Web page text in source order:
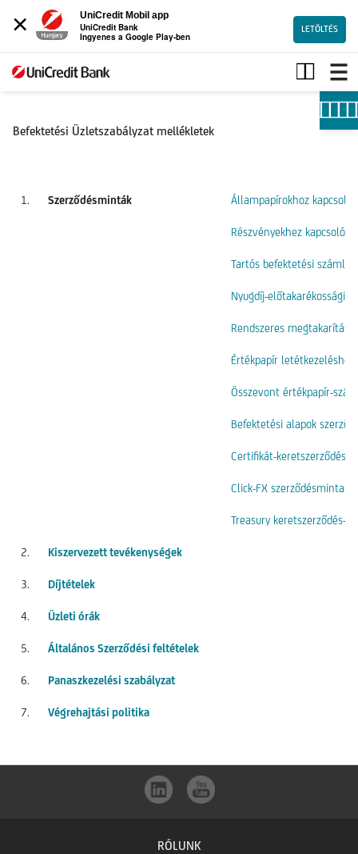
×
UniCredit Mobil app
UniCredit Bank
Ingyenes a Google Play-ben
LETÖLTÉS
Befektetési
üzletszabályzat
Befektetési Üzletszabályzat mellékletek
1. Szerződésminták Állampapírokhoz
Részvényekhez
Tartós befektetési
Nyugdíj-előtakarékossági
Rendszeres megtakarítási
Értékpapír
Összevont értékpapír-
Befektetési alapok
Certifikát-keretszerződés
Click-FX szerződésminta
Treasury keretszerződés-
2. Kiszervezett tevékenységek
3. Díjtételek
4. Üzleti órák
5. Általános Szerződési feltételek
6. Panaszkezelési szabályzat
7. Végrehajtási politika
RÓLUNK